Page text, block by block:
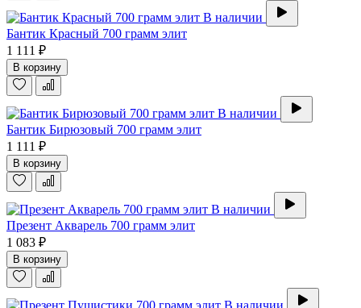
В наличии
Бантик Красный 700 грамм элит
1 111 ₽
В корзину
В наличии
Бантик Бирюзовый 700 грамм элит
1 111 ₽
В корзину
В наличии
Презент Акварель 700 грамм элит
1 083 ₽
В корзину